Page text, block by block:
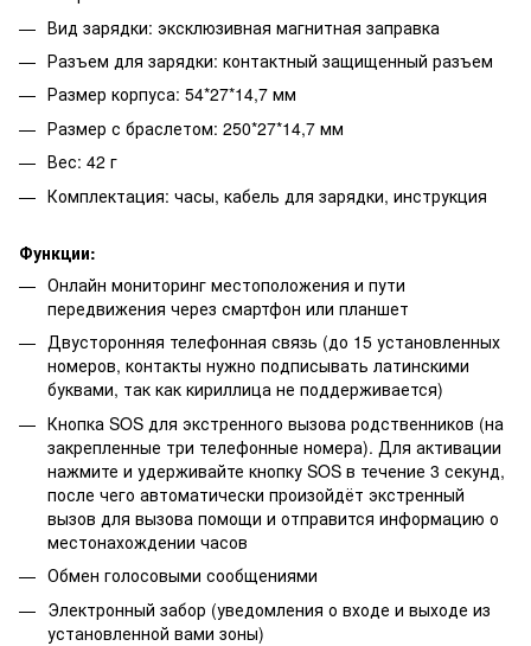
Вид зарядки: эксклюзивная магнитная заправка
Разъем для зарядки: контактный защищенный разъем
Размер корпуса: 54*27*14,7 мм
Размер с браслетом: 250*27*14,7 мм
Вес: 42 г
Комплектация: часы, кабель для зарядки, инструкция
Функции:
Онлайн мониторинг местоположения и пути
передвижения через смартфон или планшет
Двусторонняя телефонная связь (до 15 установленных
номеров, контакты нужно подписывать латинскими
буквами, так как кириллица не поддерживается)
Кнопка SOS для экстренного вызова родственников (на
закрепленные три телефонные номера). Для активации
нажмите и удерживайте кнопку SOS в течение 3 секунд,
после чего автоматически произойдёт экстренный
вызов для вызова помощи и отправится информацию о
местонахождении часов
Обмен голосовыми сообщениями
Электронный забор (уведомления о входе и выходе из
установленной вами зоны)